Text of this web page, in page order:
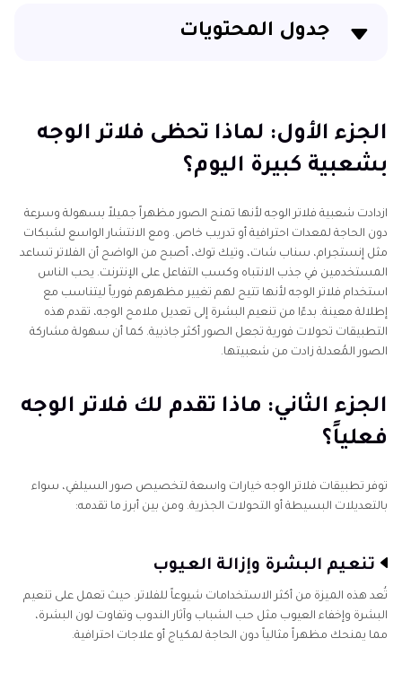
جدول المحتويات
الجزء الثاني: ماذا تقدم لك فلاتر الوجه فعلياً؟
الجزء الثالث: أفضل تطبيقات فلاتر الوجه التي يجب تجربتها
الجزء الرابع: [نصيحة إضافية] كيفية تعزيز الصور التي تم
إنشاؤها باستخدام فلاتر الوجه
الأسئلة الشائعة حول تطبيقات فلاتر الوجه
الجزء الأول: لماذا تحظى فلاتر الوجه
بشعبية كبيرة اليوم؟
ازدادت شعبية فلاتر الوجه لأنها تمنح الصور مظهراً جميلاً بسهولة وسرعة
دون الحاجة لمعدات احترافية أو تدريب خاص. ومع الانتشار الواسع لشبكات
مثل إنستجرام، سناب شات، وتيك توك، أصبح من الواضح أن الفلاتر تساعد
المستخدمين في جذب الانتباه وكسب التفاعل على الإنترنت. يحب الناس
استخدام فلاتر الوجه لأنها تتيح لهم تغيير مظهرهم فورياً ليتناسب مع
إطلالة معينة. بدءًا من تنعيم البشرة إلى تعديل ملامح الوجه، تقدم هذه
التطبيقات تحولات فورية تجعل الصور أكثر جاذبية. كما أن سهولة مشاركة
الصور المُعدلة زادت من شعبيتها.
الجزء الثاني: ماذا تقدم لك فلاتر الوجه
فعلياً؟
توفر تطبيقات فلاتر الوجه خيارات واسعة لتخصيص صور السيلفي، سواء
بالتعديلات البسيطة أو التحولات الجذرية. ومن بين أبرز ما تقدمه:
تنعيم البشرة وإزالة العيوب
تُعد هذه الميزة من أكثر الاستخدامات شيوعاً للفلاتر. حيث تعمل على تنعيم
البشرة وإخفاء العيوب مثل حب الشباب وآثار الندوب وتفاوت لون البشرة،
مما يمنحك مظهراً مثالياً دون الحاجة لمكياج أو علاجات احترافية.